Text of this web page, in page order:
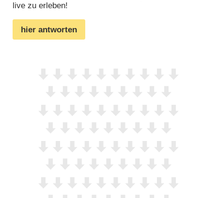
live zu erleben!
hier antworten